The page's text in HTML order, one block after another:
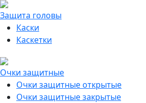
Защита головы
Каски
Каскетки
Очки защитные
Очки защитные открытые
Очки защитные закрытые